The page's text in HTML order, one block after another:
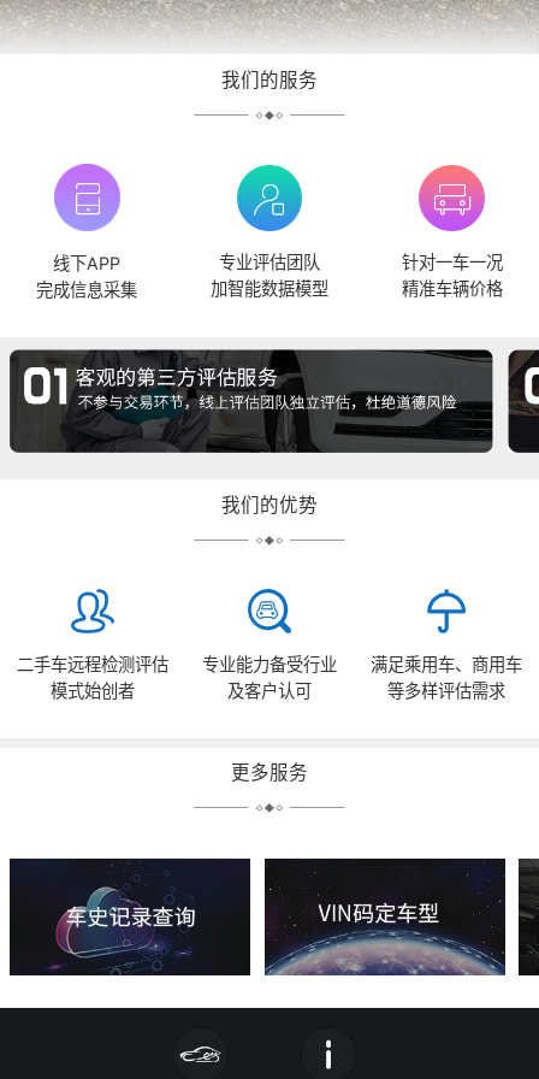
我们的服务
线下APP
完成信息采集
专业评估团队
加智能数据模型
针对一车一况
精准车辆价格
我们的优势
二手车远程检测评估
模式始创者
专业能力备受行业
及客户认可
满足乘用车、商用车
等多样评估需求
更多服务